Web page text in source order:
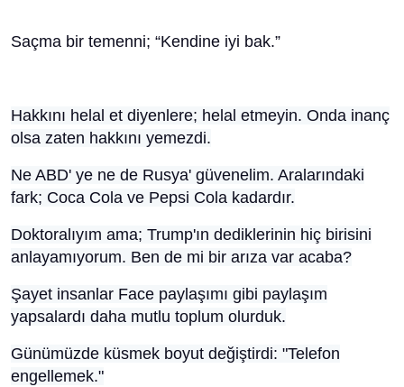
Saçma bir temenni; “Kendine iyi bak.”
Hakkını helal et diyenlere; helal etmeyin. Onda inanç
olsa zaten hakkını yemezdi.
Ne ABD' ye ne de Rusya' güvenelim. Aralarındaki
fark; Coca Cola ve Pepsi Cola kadardır.
Doktoralıyım ama; Trump'ın dediklerinin hiç birisini
anlayamıyorum. Ben de mi bir arıza var acaba?
Şayet insanlar Face paylaşımı gibi paylaşım
yapsalardı daha mutlu toplum olurduk.
Günümüzde küsmek boyut değiştirdi: "Telefon
engellemek."